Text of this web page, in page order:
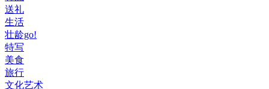
送礼
生活
壮龄go!
特写
美食
旅行
文化艺术